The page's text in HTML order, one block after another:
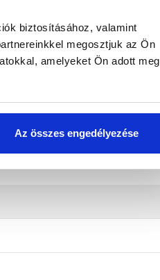
biztosításához, valamint
megosztjuk az Ön
amelyeket Ön adott meg
Az összes engedélyezése
valósághű megjelenítését.
a képeken látható színek